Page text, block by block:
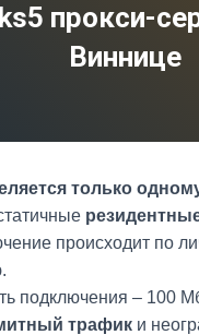
прокси-
Виннице
только
происходит по
подключения – 100
трафик и